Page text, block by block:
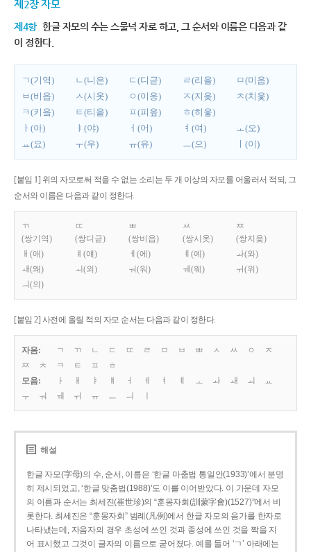
제2장 자모
제4항 한글 자모의 수는 스물넉 자로 하고, 그 순서와 이름은 다음과 같
이 정한다.
ㄱ(기역) ㄴ(니은) ㄷ(디귿) ㄹ(리을)
ㅁ(미음)
ㅂ(비읍)
ㅅ(시옷) ㅇ(이응) ㅈ(지읒)
ㅊ(치읓)
ㅋ(키읔)
ㅌ(티읕) ㅍ(피읖)
ㅎ(히읗)
ㅏ(아)
ㅑ(야) ㅓ(어) ㅕ(여)
ㅗ(오)
ㅛ(요)
ㅜ(우) ㅠ(유) ㅡ(으) ㅣ(이)
[붙임 1] 위의 자모로써 적을 수 없는 소리는 두 개 이상의 자모를 어울러서 적되, 그
순서와 이름은 다음과 같이 정한다.
ㄲ
(쌍기역)
ㄸ
(쌍디귿)
ㅃ
(쌍비읍)
ㅆ
(쌍시옷)
ㅉ
(쌍지읒)
ㅐ(애)
ㅒ(얘) ㅔ(에) ㅖ(예)
ㅘ(와)
ㅙ(왜)
ㅚ(외) ㅝ(워) ㅞ(웨)
ㅟ(위)
ㅢ(의)
[붙임 2] 사전에 올릴 적의 자모 순서는 다음과 같이 정한다.
자음: ㄱ ㄲ ㄴ ㄷ ㄸ ㄹ ㅁ ㅂ ㅃ ㅅ ㅆ ㅇ
ㅈ
ㅉ
ㅊ ㅋ ㅌ ㅍ
ㅎ
모음:
ㅏ ㅐ ㅑ ㅒ ㅓ ㅔ ㅕ ㅖ ㅗ ㅘ ㅙ ㅚ
ㅛ
ㅜ
ㅝ ㅞ ㅟ ㅠ ㅡ ㅢ
해설
한글 자모(字母)의 수, 순서, 이름은 ‘한글 마춤법 통일안(1933)’에서 분명
히 제시되었고, ‘한글 맞춤법(1988)’도 이를 이어받았다. 이 가운데 자모
의 이름과 순서는 최세진(崔世珍)의 “훈몽자회(訓蒙字會)(1527)”에서 비
롯한다. 최세진은 “훈몽자회” 범례(凡例)에서 한글 자모의 음가를 한자로
나타냈는데, 자음자의 경우 초성에 쓰인 것과 종성에 쓰인 것을 짝을 지
어 표시했고 그것이 글자의 이름으로 굳어졌다. 예를 들어 ‘ㄱ’ 아래에는